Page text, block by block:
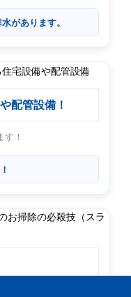
があります。
配管設備！
！